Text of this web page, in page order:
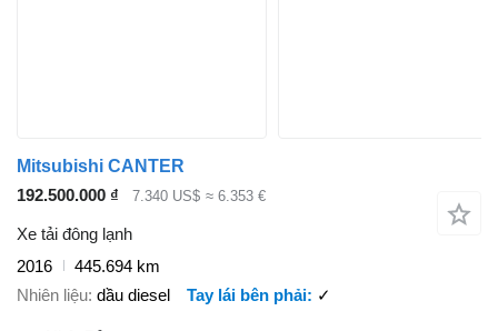
Mitsubishi CANTER
192.500.000 ₫
7.340 US$ ≈ 6.353 €
Xe tải đông lạnh
2016
445.694 km
Nhiên liệu dầu diesel Tay lái bên phải ✓